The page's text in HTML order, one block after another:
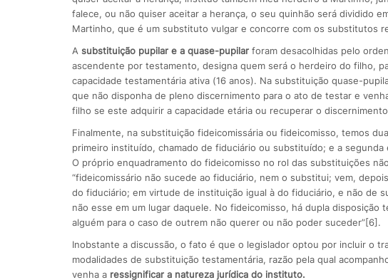
falece, ou não quiser aceitar a herança, o seu quinhão será dividido
Martinho, que é um substituto vulgar e concorre com os substitutos
A substituição pupilar e a quase-pupilarforam desacolhidas pelo
ascendente por testamento, designa quem será o herdeiro do filho,
capacidade testamentária ativa (16 anos). Na substituição quase-
que não disponha de pleno discernimento para o ato de testar e
filho se este adquirir a capacidade etária ou recuperar o
Finalmente, na substituição fideicomissária ou fideicomisso, temos
primeiro instituído, chamado de fiduciário ou substituído; e a
O próprio enquadramento do fideicomisso no rol das substituições
“fideicomissário não sucede ao fiduciário, nem o substitui; vem,
do fiduciário; em virtude de instituição igual à do fiduciário, e não de
não esse em um lugar daquele. No fideicomisso, há dupla
alguém para o caso de outrem não querer ou não poder suceder”[6].
Inobstante a discussão, o fato é que o legislador optou por incluir o
modalidades de substituição testamentária, razão pela qual
venha a ressignificar a natureza jurídica do instituto.